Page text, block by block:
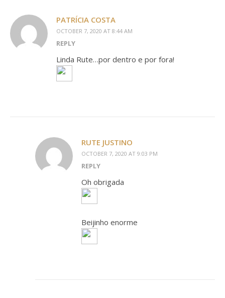
PATRÍCIA COSTA
OCTOBER 7, 2020 AT 8:44 AM
REPLY
Linda Rute…por dentro e por fora!
RUTE JUSTINO
OCTOBER 7, 2020 AT 9:03 PM
REPLY
Oh obrigada
Beijinho enorme